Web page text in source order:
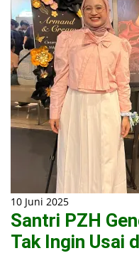
10 Juni 2025
Santri PZH
Tak Ingin Usai